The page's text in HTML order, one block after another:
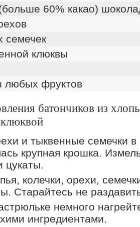
60% какао)
семечек
клюквы
любых фруктов
батончиков из
и тыквенные семечки в
крупная крошка.
цукаты.
колечки, орехи,
Старайтесь не
немного
ингредиентами.